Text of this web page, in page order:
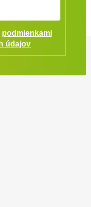
podmienkami
údajov